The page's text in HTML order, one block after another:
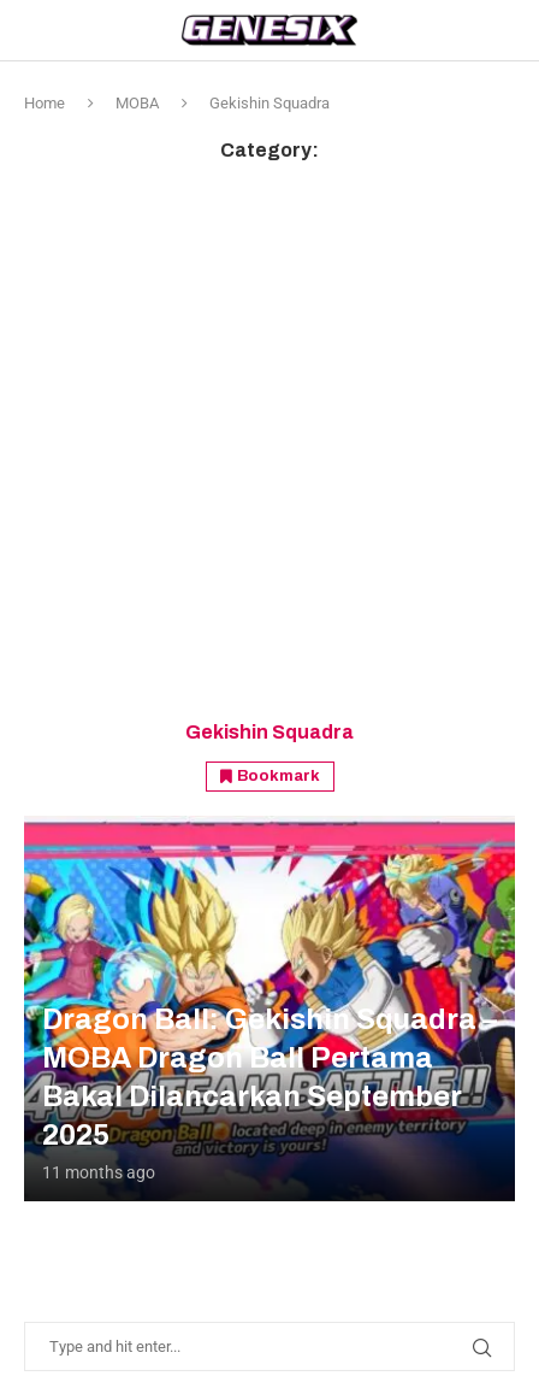
Home MOBA Gekishin Squadra
Category:
Gekishin Squadra
Bookmark
Dragon Ball: Gekishin Squadra –
MOBA Dragon Ball Pertama
Bakal Dilancarkan September
2025
11 months ago